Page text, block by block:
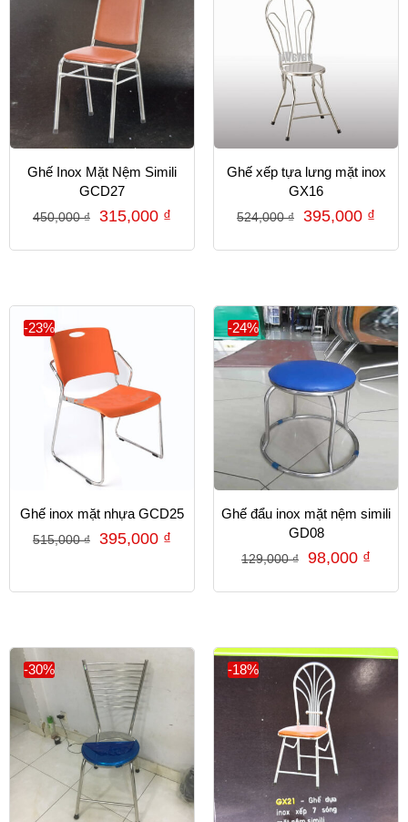
Ghế Inox Mặt Nệm Simili
GCD27
450,000₫ 315,000 ₫
Ghế xếp tựa lưng mặt inox
GX16
524,000₫ 395,000 ₫
-23%
Ghế inox mặt nhựa GCD25
515,000₫ 395,000 ₫
-24%
Ghế đẩu inox mặt nệm simili
GD08
129,000₫ 98,000 ₫
-30% -18%